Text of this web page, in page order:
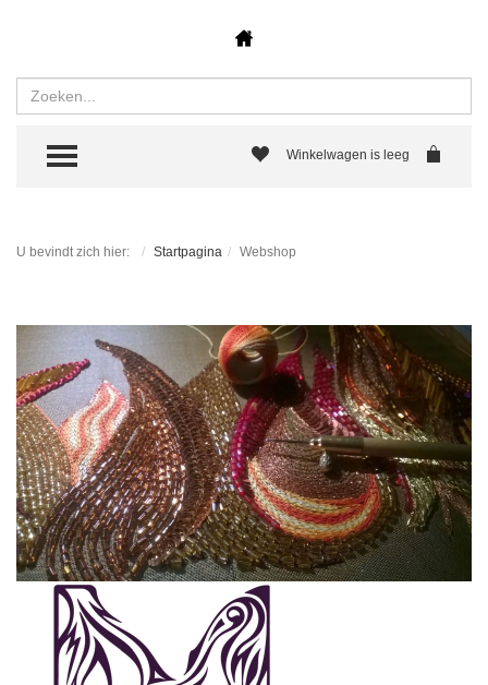
TOGGLE MENUWinkelwagen is leeg
U bevindt zich hier: Startpagina Webshop